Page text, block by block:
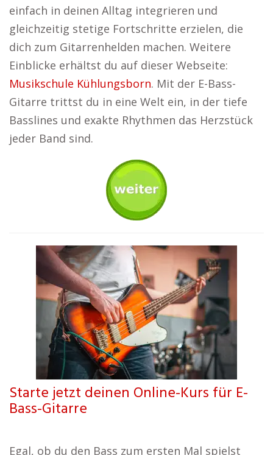
einfach in deinen Alltag integrieren und
gleichzeitig stetige Fortschritte erzielen, die
dich zum Gitarrenhelden machen. Weitere
Einblicke erhältst du auf dieser Webseite:
Musikschule Kühlungsborn. Mit der E-Bass-
Gitarre trittst du in eine Welt ein, in der tiefe
Basslines und exakte Rhythmen das Herzstück
jeder Band sind.
Starte jetzt deinen Online-Kurs für E-
Bass-Gitarre
Egal, ob du den Bass zum ersten Mal spielst